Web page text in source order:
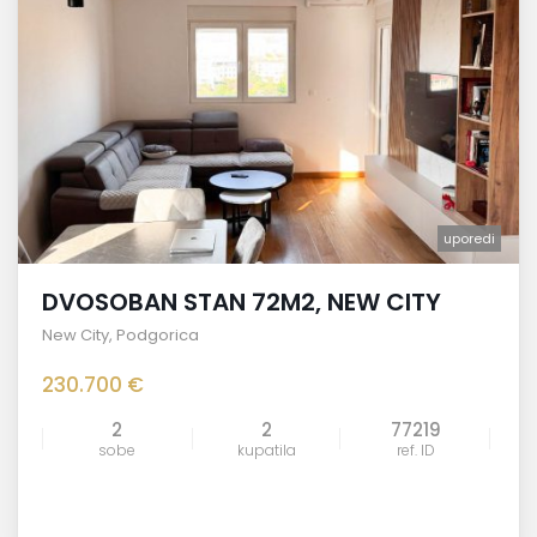
uporedi
DVOSOBAN STAN 72M2, NEW CITY
New City, Podgorica
230.700 €
2
sobe
2
kupatila
77219
ref. ID